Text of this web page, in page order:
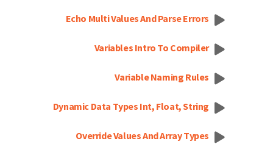
Echo Multi Values And Parse Errors
Variables Intro To Compiler
Variable Naming Rules
Dynamic Data Types Int, Float, String
Override Values And Array Types